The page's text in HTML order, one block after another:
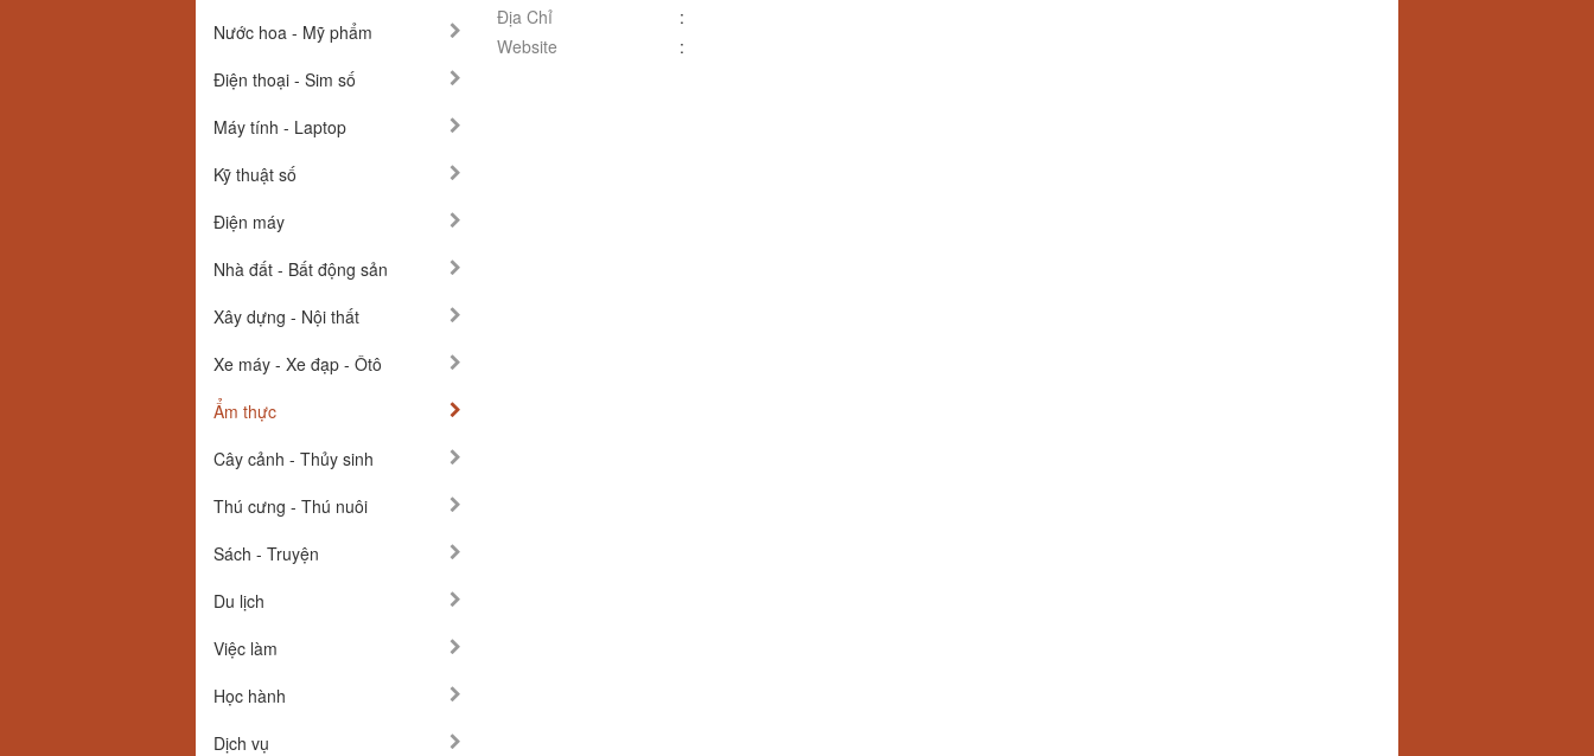
Nước hoa - Mỹ phẩm
Điện thoại - Sim số
Máy tính - Laptop
Kỹ thuật số
Điện máy
Nhà đất - Bất động sản
Xây dựng - Nội thất
Xe máy - Xe đạp - Ôtô
Ẩm thực
Cây cảnh - Thủy sinh
Thú cưng - Thú nuôi
Sách - Truyện
Du lịch
Việc làm
Học hành
Dịch vụ
Địa Chỉ
:
Website
: